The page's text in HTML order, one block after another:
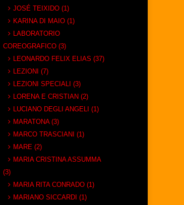
JOSÉ TEIXIDO (1)
KARINA DI MAIO (1)
LABORATORIO
COREOGRAFICO (3)
LEONARDO FELIX ELIAS (37)
LEZIONI (7)
LEZIONI SPECIALI (3)
LORENA E CRISTIAN (2)
LUCIANO DEGLI ANGELI (1)
MARATONA (3)
MARCO TRASCIANI (1)
MARE (2)
MARIA CRISTINA ASSUMMA
(3)
MARIA RITA CONRADO (1)
MARIANO SICCARDI (1)